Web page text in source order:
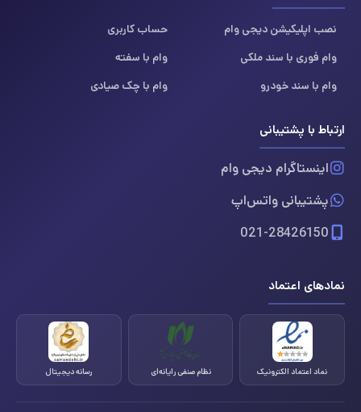
نصب اپلیکیشن دیجی وام
حساب کاربری
وام فوری با سند ملکی
وام با سفته
وام با سند خودرو
وام با چک صیادی
ارتباط با پشتیبانی
اینستاگرام دیجی وام
پشتیبانی واتس‌اپ
021-28426150
نمادهای اعتماد
نماد اعتماد الکترونیک نظام صنفی رایانه‌ای رسانه دیجیتال